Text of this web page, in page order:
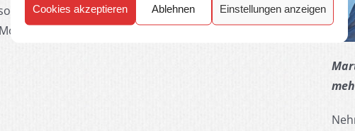
Cookies akzeptieren Ablehnen Einstellungen anzeigen
Kenntnisse aus 40 Jahren in Wirtschaft und
für Events und Konferenzen der